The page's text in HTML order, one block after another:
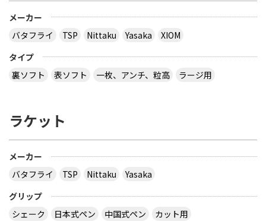
メーカー
バタフライ
TSP Nittaku Yasaka
XIOM
タイプ
裏ソフト
表ソフト 一枚、アンチ、粒高 ラージ用
ラケット
メーカー
バタフライ
TSP Nittaku
Yasaka
グリップ
シェーク
日本式ペン 中国式ペン
カット用